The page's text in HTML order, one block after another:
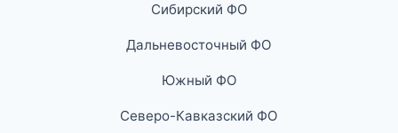
Сибирский ФО
Дальневосточный ФО
Южный ФО
Северо-Кавказский ФО